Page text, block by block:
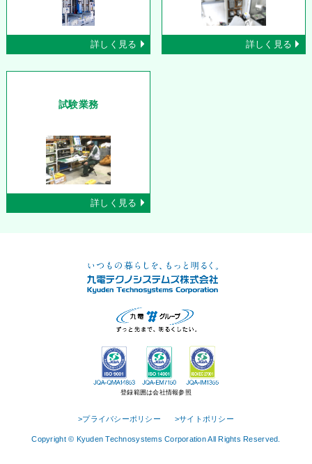
詳しく見る 詳しく見る
試験業務
詳しく見る
登録範囲は会社情報参照
>プライバシーポリシー >サイトポリシー
Copyright © Kyuden Technosystems Corporation All Rights Reserved.